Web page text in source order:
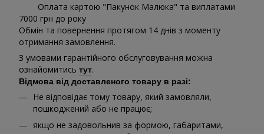
Оплата картою "Пакунок Малюка" та виплатами
7000 грн до року
Обмін та повернення протягом 14 днів з моменту
отримання замовлення.
З умовами гарантійного обслуговування можна
ознайомитись тут.
Відмова від доставленого товару в разі:
Не відповідає тому товару, який замовляли,
пошкоджений або не працює;
якщо не задовольнив за формою, габаритами,